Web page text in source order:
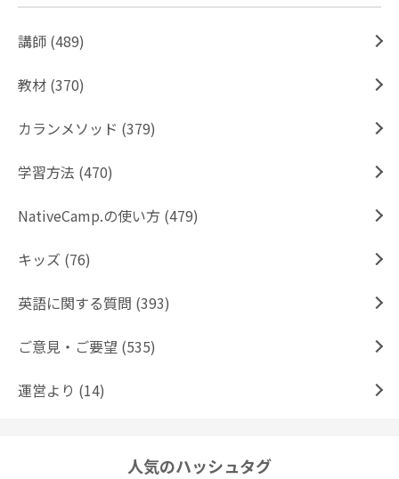
講師 (489)
教材 (370)
カランメソッド (379)
学習方法 (470)
NativeCamp.の使い方 (479)
キッズ (76)
英語に関する質問 (393)
ご意見・ご要望 (535)
運営より (14)
人気のハッシュタグ